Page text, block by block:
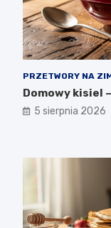
PRZETWORY NA
Domowy kisiel
5 sierpnia 2026